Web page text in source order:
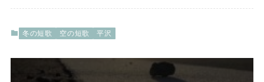
冬の短歌 空の短歌 平沢